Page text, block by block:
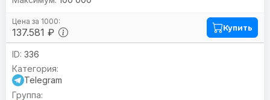
137.581 ₽ Купить
336
Telegram